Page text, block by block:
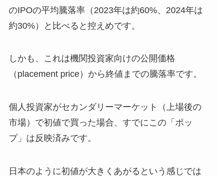
のIPOの平均騰落率（2023年は約60%、2024年は
約30%）と比べると控えめです。
しかも、これは機関投資家向けの公開価格
（placement price）から終値までの騰落率です。
個人投資家がセカンダリーマーケット（上場後の
市場）で初値で買った場合、すでにこの「ポッ
プ」は反映済みです。
日本のように初値が大きくあがるという感じでは